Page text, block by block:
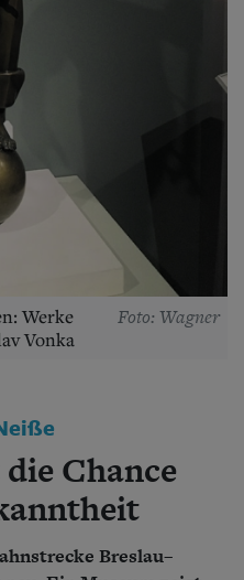
sind
Login
Foto: Wagner
Werke
Vonka
Chance
Breslau–